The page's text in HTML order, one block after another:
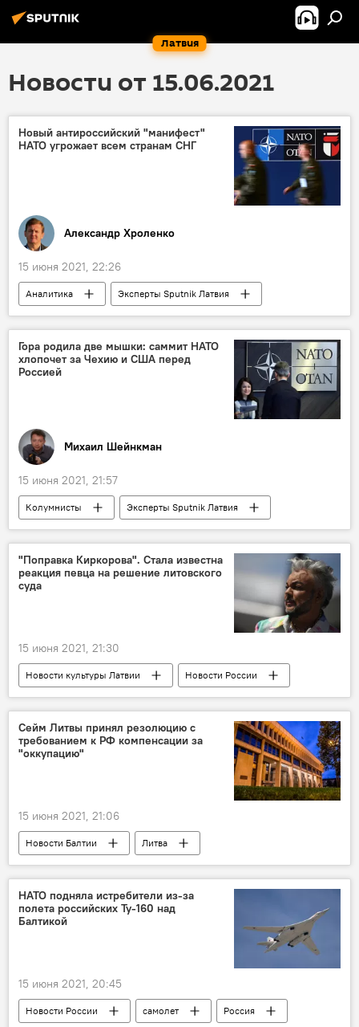
Латвия
Новости от 15.06.2021
Новый антироссийский "манифест"
НАТО угрожает всем странам СНГ
Александр Хроленко
15 июня 2021, 22:26
Аналитика
Эксперты Sputnik Латвия
Колумнисты
НАТО безопасность
Гора родила две мышки: саммит НАТО
хлопочет за Чехию и США перед
Россией
Михаил Шейнкман
15 июня 2021, 21:57
Колумнисты
Эксперты Sputnik Латвия
Россия
США
НАТО
Чехия
геополитика
"Поправка Киркорова". Стала известна
реакция певца на решение литовского
суда
15 июня 2021, 21:30
Новости культуры Латвии
Новости России
Россия
Литва
Новости Балтии
суд
запрет на въезд
черный список
Филипп Киркоров
Сейм Литвы принял резолюцию с
требованием к РФ компенсации за
"оккупацию"
15 июня 2021, 21:06
Новости Балтии
Литва
Вторая мировая война
СССР
НАТО подняла истребители из-за
полета российских Ту-160 над
Балтикой
15 июня 2021, 20:45
Новости России самолет
Россия